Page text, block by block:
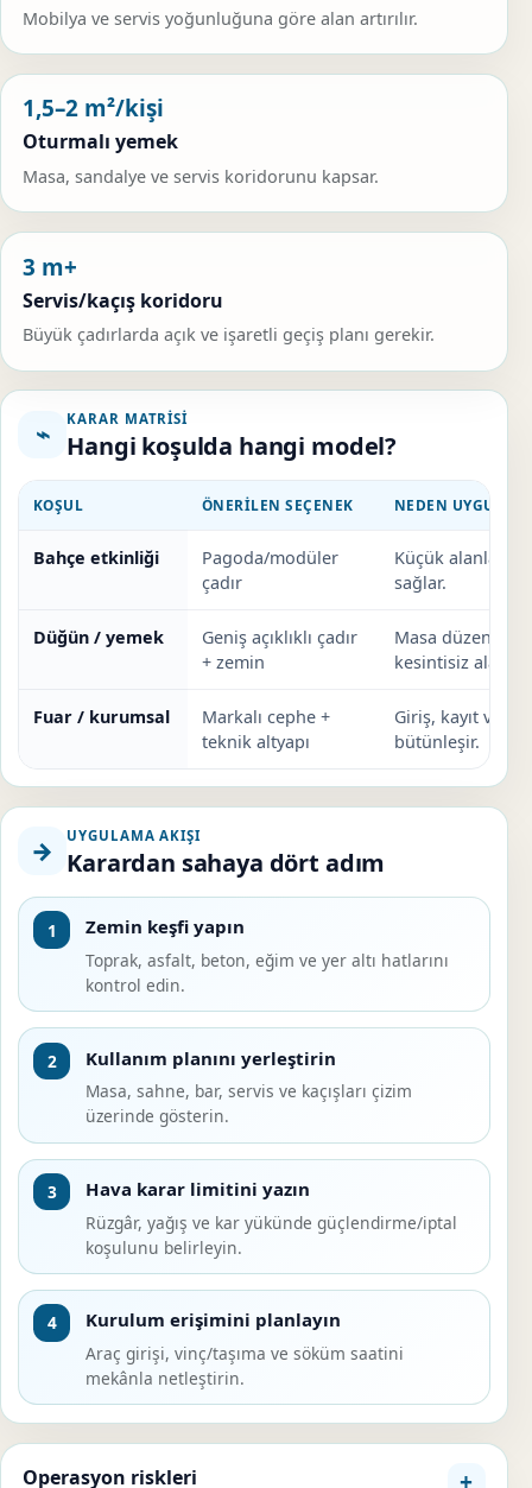
Mobilya ve servis yoğunluğuna göre alan artırılır.
1,5–2 m²/kişi
Oturmalı yemek
Masa, sandalye ve servis koridorunu kapsar.
3 m+
Servis/kaçış koridoru
Büyük çadırlarda açık ve işaretli geçiş planı gerekir.
⌁ KARAR MATRISI
Hangi koşulda hangi model?
KOŞUL ÖNERILEN SEÇENEK NEDEN UYGUN?
Bahçe etkinliği
Pagoda/modüler
çadır
Küçük alanlarda
sağlar.
Düğün / yemek
Geniş açıklıklı çadır
+ zemin
Masa düzeni ve
kesintisiz alan
Fuar / kurumsal
Markalı cephe +
teknik altyapı
Giriş, kayıt ve
bütünleşir.
→ UYGULAMA AKIŞI
Karardan sahaya dört adım
1 Zemin keşfi yapın
Toprak, asfalt, beton, eğim ve yer altı hatlarını
kontrol edin.
2 Kullanım planını yerleştirin
Masa, sahne, bar, servis ve kaçışları çizim
üzerinde gösterin.
3 Hava karar limitini yazın
Rüzgâr, yağış ve kar yükünde güçlendirme/iptal
koşulunu belirleyin.
4 Kurulum erişimini planlayın
Araç girişi, vinç/taşıma ve söküm saatini
mekânla netleştirin.
Operasyon riskleri